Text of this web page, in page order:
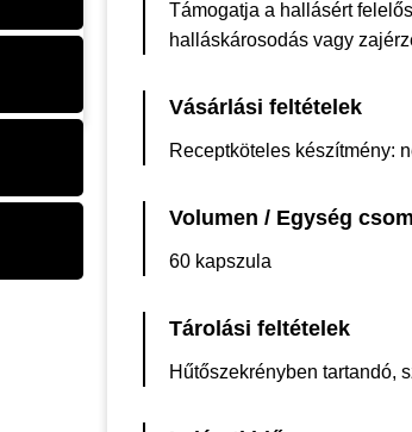
Támogatja a hallásért
halláskárosodás vagy
Vásárlási feltételek
Receptköteles készítmény:
Volumen / Egység
60 kapszula
Tárolási feltételek
Hűtőszekrényben tartandó,